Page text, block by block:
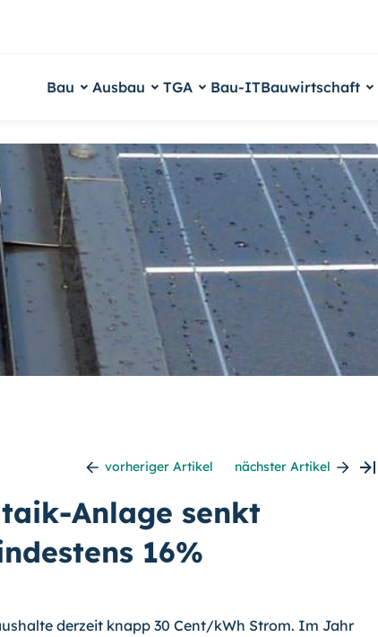
Bau Ausbau TGA Bau-ITBauwirtschaft
vorheriger Artikel nächster Artikel
Anlage senkt
16%
derzeit knapp 30 Cent/kWh Strom. Im Jahr